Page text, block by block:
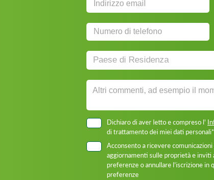
Dichiaro di aver letto e compreso l'
di trattamento dei miei dati personali*
Acconsento a ricevere
aggiornamenti sulle proprietà e inviti
preferenze o annullare l'iscrizione
preferenze